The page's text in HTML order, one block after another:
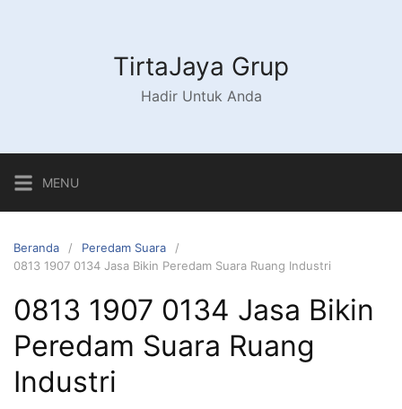
TirtaJaya Grup
Hadir Untuk Anda
MENU
Beranda
Peredam Suara
0813 1907 0134 Jasa Bikin Peredam Suara Ruang Industri
0813 1907 0134 Jasa Bikin
Peredam Suara Ruang
Industri